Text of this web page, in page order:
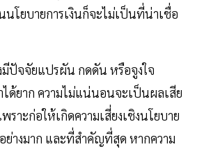
นโยบายการเงินก็จะไม่เป็นที่น่าเชื่อ
มีปัจจัยแปรผัน กดดัน หรือจูงใจ
ได้ยาก ความไม่แน่นอนจะเป็นผลเสีย
ราะก่อให้เกิดความเสี่ยงเชิงนโยบาย
างมาก และที่สำคัญที่สุด หากความ